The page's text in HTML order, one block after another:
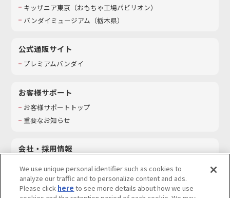
キッザニア東京（おもちゃ工場パビリオン）​
バンダイミュージアム（栃木県）
公式通販サイト
プレミアムバンダイ
お客様サポート
お客様サポートトップ
重要なお知らせ
会社・採用情報
採用情報
サステナビリティ
We use unique personal identifier such as cookies to
analyze our traffic and to personalize content and ads.
Please click here to see more details about how we use